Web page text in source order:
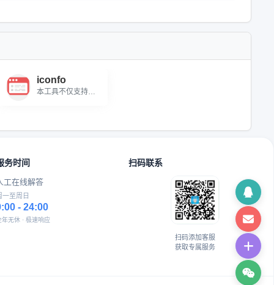
iconfo
本工具不仅支持在线预览丰富的iconfo...
务时间
工在线解答
一至周日
- 24:00
年无休 · 极速响应
扫码联系
扫码添加客服
获取专属服务